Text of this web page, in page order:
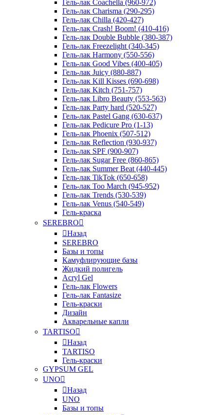
Гель-лак Coachella (960-972)
Гель-лак Charisma (290-295)
Гель-лак Chilla (420-427)
Гель-лак Crash! Boom! (410-416)
Гель-лак Double Bubble (380-387)
Гель-лак Freezelight (340-345)
Гель-лак Harmony (550-556)
Гель-лак Good Vibes (400-405)
Гель-лак Juicy (880-887)
Гель-лак Kill Kisses (690-698)
Гель-лак Kitch (751-757)
Гель-лак Libro Beauty (553-563)
Гель-лак Party hard (520-527)
Гель-лак Pastel Gang (630-637)
Гель-лак Pedicure Pro (1-13)
Гель-лак Phoenix (507-512)
Гель-лак Reflection (930-937)
Гель-лак SPF (900-907)
Гель-лак Sugar Free (860-865)
Гель-лак Summer Beat (440-445)
Гель-лак TikTok (650-658)
Гель-лак Too March (945-952)
Гель-лак Trends (530-539)
Гель-лак Venus (540-549)
Гель-краска
SEREBRO
Назад
SEREBRO
Базы и топы
Камуфлирующие базы
Жидкий полигель
Acryl Gel
Гель-лак Flowers
Гель-лак Fantasize
Гель-краски
Дизайн
Акварельные капли
TARTISO
Назад
TARTISO
Гель-краски
GYPSUM GEL
UNO
Назад
UNO
Базы и топы